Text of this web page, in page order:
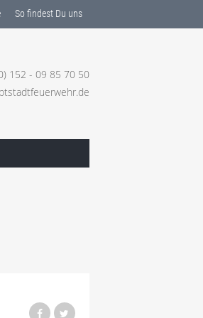
So findest Du uns
152 - 09 85 70 50